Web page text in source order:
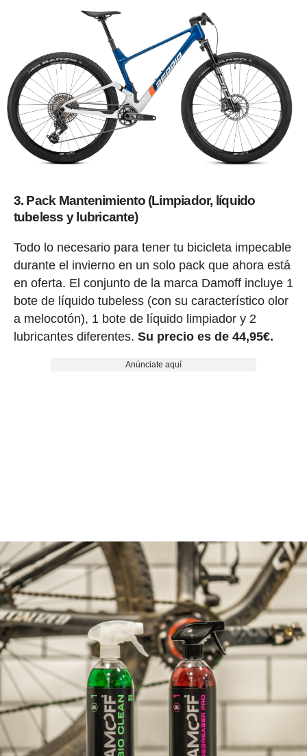
3. Pack Mantenimiento (Limpiador, líquido
tubeless y lubricante)
Todo lo necesario para tener tu bicicleta impecable
durante el invierno en un solo pack que ahora está
en oferta. El conjunto de la marca Damoff incluye 1
bote de líquido tubeless (con su característico olor
a melocotón), 1 bote de líquido limpiador y 2
lubricantes diferentes. Su precio es de 44,95€.
Anúnciate aquí